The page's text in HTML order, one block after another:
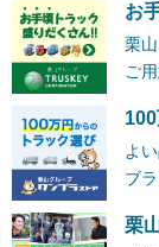
お
栗
ご
よ
ブ
栗